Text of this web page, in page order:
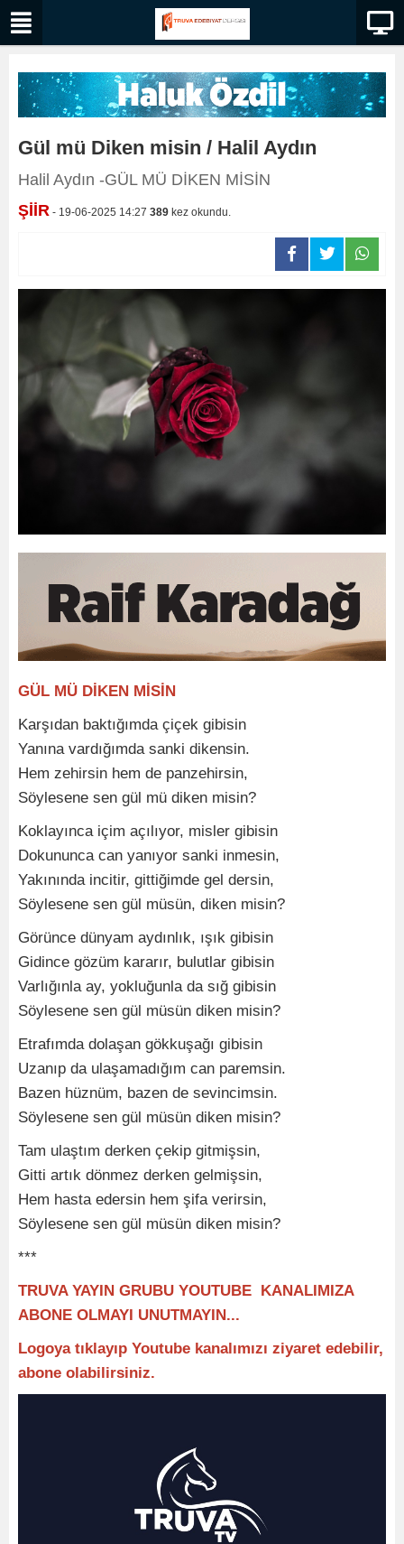
Gül mü Diken misin / Halil Aydın
Halil Aydın -GÜL MÜ DİKEN MİSİN
ŞİİR - 19-06-2025 14:27 389 kez okundu.
GÜL MÜ DİKEN MİSİN
Karşıdan baktığımda çiçek gibisin
Yanına vardığımda sanki dikensin.
Hem zehirsin hem de panzehirsin,
Söylesene sen gül mü diken misin?
Koklayınca içim açılıyor, misler gibisin
Dokununca can yanıyor sanki inmesin,
Yakınında incitir, gittiğimde gel dersin,
Söylesene sen gül müsün, diken misin?
Görünce dünyam aydınlık, ışık gibisin
Gidince gözüm kararır, bulutlar gibisin
Varlığınla ay, yokluğunla da sığ gibisin
Söylesene sen gül müsün diken misin?
Etrafımda dolaşan gökkuşağı gibisin
Uzanıp da ulaşamadığım can paremsin.
Bazen hüznüm, bazen de sevincimsin.
Söylesene sen gül müsün diken misin?
Tam ulaştım derken çekip gitmişsin,
Gitti artık dönmez derken gelmişsin,
Hem hasta edersin hem şifa verirsin,
Söylesene sen gül müsün diken misin?
***
TRUVA YAYIN GRUBU YOUTUBE KANALIMIZA
ABONE OLMAYI UNUTMAYIN...
Logoya tıklayıp Youtube kanalımızı ziyaret edebilir,
abone olabilirsiniz.